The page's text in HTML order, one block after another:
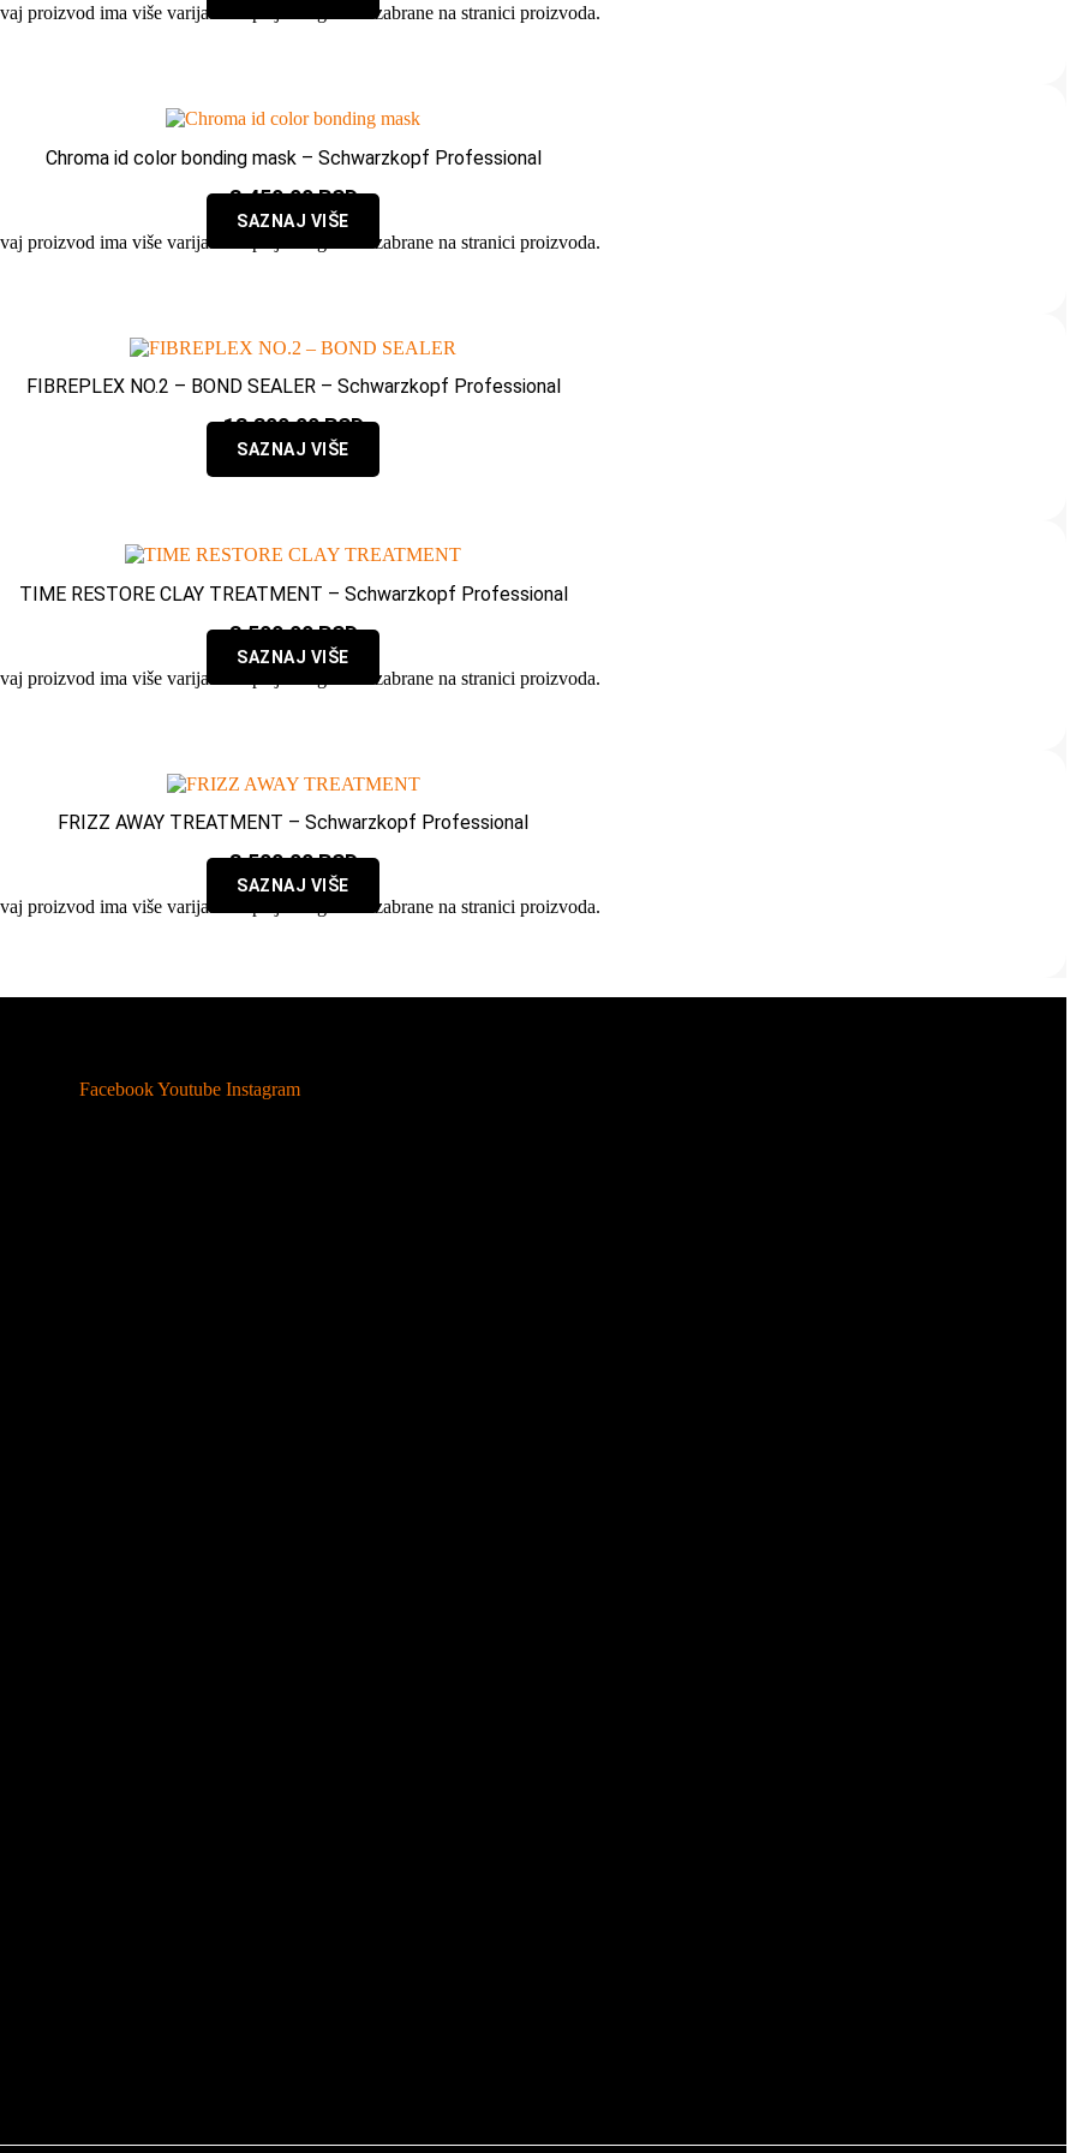
proizvod ima više varijanti. Opcije mogu biti izabrane na stranici proizvoda.
Chroma id color bonding mask – Schwarzkopf Professional
3.450,00RSD
SAZNAJ VIŠE
proizvod ima više varijanti. Opcije mogu biti izabrane na stranici proizvoda.
FIBREPLEX NO.2 – BOND SEALER – Schwarzkopf Professional
13.300,00RSD
SAZNAJ VIŠE
TIME RESTORE CLAY TREATMENT – Schwarzkopf Professional
3.500,00RSD
SAZNAJ VIŠE
proizvod ima više varijanti. Opcije mogu biti izabrane na stranici proizvoda.
FRIZZ AWAY TREATMENT – Schwarzkopf Professional
3.500,00RSD
SAZNAJ VIŠE
proizvod ima više varijanti. Opcije mogu biti izabrane na stranici proizvoda.
Facebook Youtube Instagram